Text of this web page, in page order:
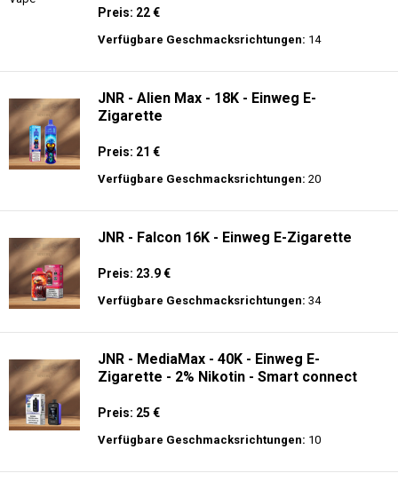
Preis: 22 €
Verfügbare Geschmacksrichtungen: 14
JNR - Alien Max - 18K - Einweg E-
Zigarette
Preis: 21 €
Verfügbare Geschmacksrichtungen: 20
JNR - Falcon 16K - Einweg E-Zigarette
Preis: 23.9 €
Verfügbare Geschmacksrichtungen: 34
JNR - MediaMax - 40K - Einweg E-
Zigarette - 2% Nikotin - Smart connect
Preis: 25 €
Verfügbare Geschmacksrichtungen: 10